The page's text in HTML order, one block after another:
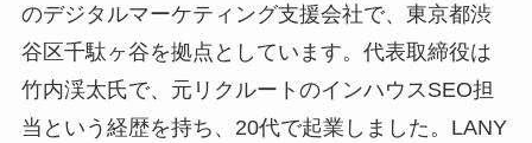
のデジタルマーケティング支援会社で、東京都渋
谷区千駄ヶ谷を拠点としています。代表取締役は
竹内渓太氏で、元リクルートのインハウスSEO担
当という経歴を持ち、20代で起業しました。LANY